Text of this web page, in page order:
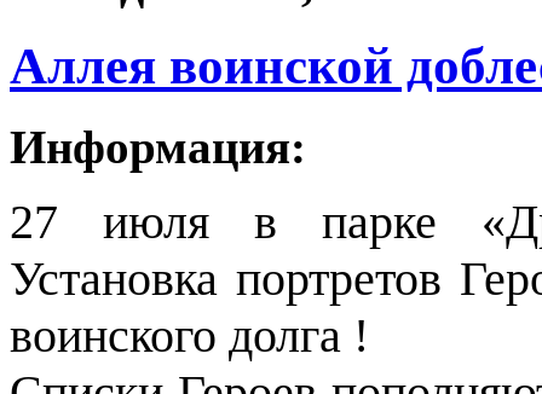
Аллея воинской
Информация:
27 июля в парке
Установка портретов
воинского долга !